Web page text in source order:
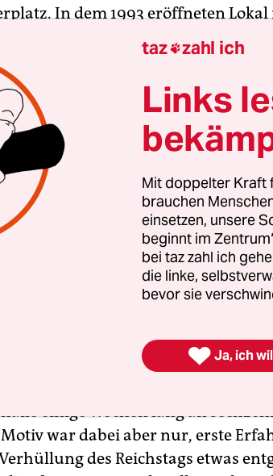
In dem 1993 eröffneten
zufrieden – das Café rentiert sich,
den Kunden die Technik erläutert.
AG verkauft ihr Konzept und die
Das CyberMind
konnte aber Ende 1995 mit
verdienen und verwandelte sich
Erst vor kurzem schloß auch
Internetzugang und Pforte
ab Februar soll im Café Global
an vier Terminals
eine Verbesserung der
Projekte, erläutert Harald
über Kontinente hinweg
einige Wochen lang an
war dabei aber nur, erste
des Reichstags etwas
taz zahl ich
Links
Mit doppelter Kraft
brauchen
einsetzen, unsere
beginnt im
bei taz zahl ich
die linke,
bevor sie
 Ja, ich